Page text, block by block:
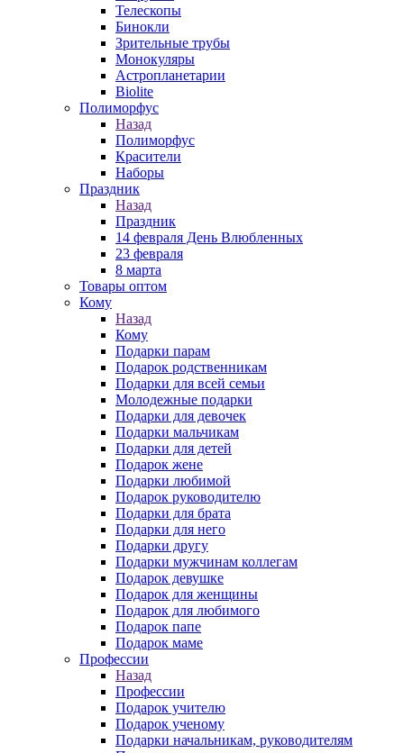
Телескопы
Бинокли
Зрительные трубы
Монокуляры
Астропланетарии
Biolite
Полиморфус
Назад
Полиморфус
Красители
Наборы
Праздник
Назад
Праздник
14 февраля День Влюбленных
23 февраля
8 марта
Товары оптом
Кому
Назад
Кому
Подарки парам
Подарок родственникам
Подарки для всей семьи
Молодежные подарки
Подарки для девочек
Подарки мальчикам
Подарки для детей
Подарок жене
Подарки любимой
Подарок руководителю
Подарки для брата
Подарки для него
Подарки другу
Подарки мужчинам коллегам
Подарок девушке
Подарок для женщины
Подарок для любимого
Подарок папе
Подарок маме
Профессии
Назад
Профессии
Подарок учителю
Подарок ученому
Подарки начальникам, руководителям